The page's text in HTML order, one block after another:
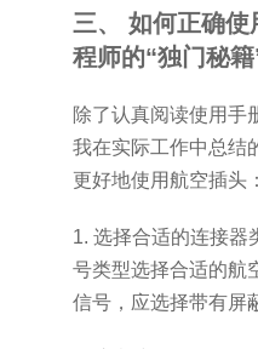
三、 如何正确使
程师的“独门秘籍
除了认真阅读使用手
我在实际工作中总结
更好地使用航空插头：
1. 选择合适的连接器
号类型选择合适的航
信号，应选择带有屏